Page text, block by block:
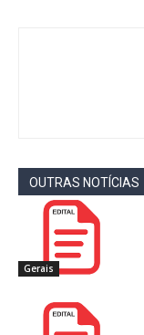
OUTRAS NOTÍCIAS
Gerais